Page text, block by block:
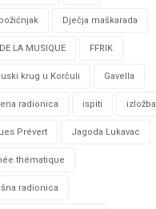
Dječja maškarada
LA MUSIQUE FFRIK
krug u Korčuli Gavella
radionica ispiti izložba
Prévert Jagoda Lukavac
thématique
radionica